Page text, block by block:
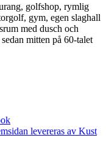
golfshop, rymlig
gym, egen slaghall
med dusch och
mitten på 60-talet
levereras av Kust